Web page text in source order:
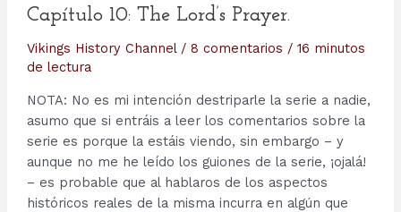
Capítulo 10: The Lord’s Prayer.
Vikings History Channel/ 8 comentarios / 16 minutos
de lectura
NOTA: No es mi intención destriparle la serie a nadie,
asumo que si entráis a leer los comentarios sobre la
serie es porque la estáis viendo, sin embargo – y
aunque no me he leído los guiones de la serie, ¡ojalá!
– es probable que al hablaros de los aspectos
históricos reales de la misma incurra en algún que